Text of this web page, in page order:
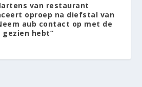
van restaurant
oproep na diefstal van
aub contact op met de
hebt”